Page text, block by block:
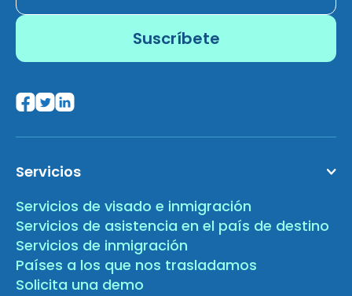
Servicios
Servicios de visado e inmigración
Servicios de asistencia en el país de destino
Servicios de inmigración
Países a los que nos trasladamos
Solicita una demo